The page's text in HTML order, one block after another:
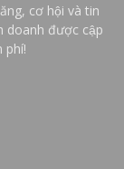
cơ hội và tin
doanh được cập
phí!